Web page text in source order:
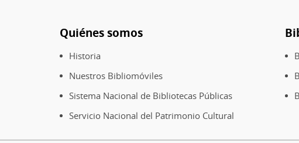
Quiénes somos
Historia
Nuestros Bibliomóviles
Sistema Nacional de Bibliotecas Públicas
Servicio Nacional del Patrimonio Cultural